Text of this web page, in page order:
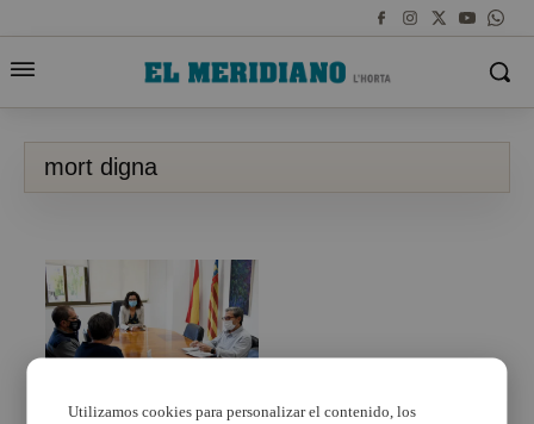
mort digna
Utilizamos cookies para personalizar el contenido, los